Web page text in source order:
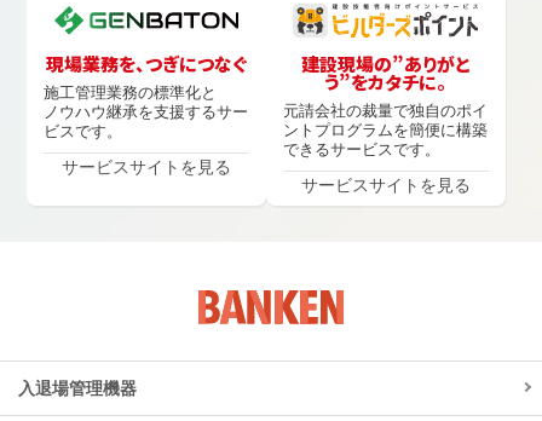
現場業務を、つぎにつなぐ
施工管理業務の標準化と
ノウハウ継承を支援するサー
ビスです。
サービスサイトを見る
建設現場の”ありがと
う”をカタチに。
元請会社の裁量で独自のポイ
ントプログラムを簡便に構築
できるサービスです。
サービスサイトを見る
入退場管理機器